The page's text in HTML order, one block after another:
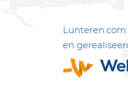
en